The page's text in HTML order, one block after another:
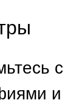
с
и